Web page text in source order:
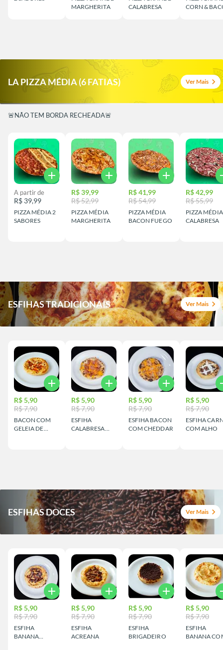
MARGHERITA
CALABRESA
CORN &
LA PIZZA MÉDIA (6 FATIAS) Ver Mais chevron_right
🚨NÃO TEM BORDA RECHEADA🚨
PIZZA MÉDIA 2
SABORES
A partir de
R$ 39,99
add
PIZZA MÉDIA
MARGHERITA
R$ 39,99
R$ 52,99
add
PIZZA MÉDIA
BACON FUEGO
R$ 41,99
R$ 54,99
add
PIZZA MÉDIA
CALABRESA
R$ 42,99
R$ 55,99
ESFIHAS TRADICIONAIS Ver Mais chevron_right
BACON COM
GELEIA DE
R$ 5,90
R$ 7,90
add
ESFIHA
CALABRESA
R$ 5,90
R$ 7,90
add
ESFIHA BACON
COM CHEDDAR
R$ 5,90
R$ 7,90
add
ESFIHA
COM ALHO
R$ 5,90
R$ 7,90
ESFIHAS DOCES Ver Mais chevron_right
ESFIHA
BANANA
R$ 5,90
R$ 7,90
add
ESFIHA
ACREANA
R$ 5,90
R$ 7,90
add
ESFIHA
BRIGADEIRO
R$ 5,90
R$ 7,90
add
ESFIHA
BANANA
R$ 5,90
R$ 7,90